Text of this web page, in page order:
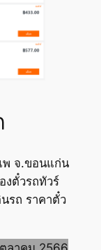
พ จ.ขอนแก่น
งตั๋วรถทัวร์
รถ ราคาตั๋ว